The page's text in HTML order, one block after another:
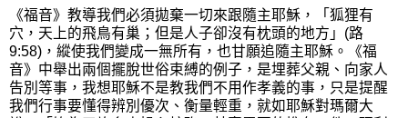
《福音》教導我們必須拋棄一切來跟隨主耶穌，「狐狸有
穴，天上的飛鳥有巢；但是人子卻沒有枕頭的地方」(路
9:58)，縱使我們變成一無所有，也甘願追隨主耶穌。《福
音》中舉出兩個擺脫世俗束縛的例子，是埋葬父親、向家人
告別等事，我想耶穌不是教我們不用作孝義的事，只是提醒
我們行事要懂得辨別優次、衡量輕重，就如耶穌對瑪爾大